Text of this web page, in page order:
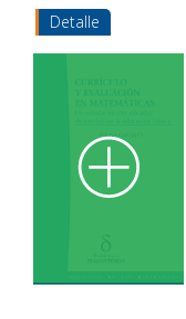
Detalle